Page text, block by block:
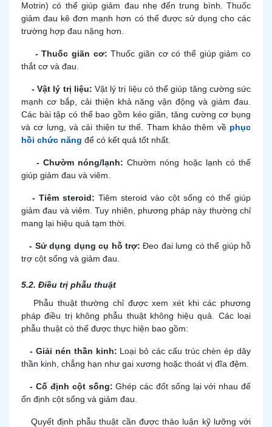
Motrin) có thể giúp giảm đau nhẹ đến trung bình. Thuốc
giảm đau kê đơn mạnh hơn có thể được sử dụng cho các
trường hợp đau nặng hơn.
- Thuốc giãn cơ: Thuốc giãn cơ có thể giúp giảm co
thắt cơ và đau.
- Vật lý trị liệu: Vật lý trị liệu có thể giúp tăng cường sức
mạnh cơ bắp, cải thiện khả năng vận động và giảm đau.
Các bài tập có thể bao gồm kéo giãn, tăng cường cơ bụng
và cơ lưng, và cải thiện tư thế. Tham khảo thêm về phục
hồi chức năng để có kết quả tốt nhất.
- Chườm nóng/lạnh: Chườm nóng hoặc lạnh có thể
giúp giảm đau và viêm.
- Tiêm steroid: Tiêm steroid vào cột sống có thể giúp
giảm đau và viêm. Tuy nhiên, phương pháp này thường chỉ
mang lại hiệu quả tạm thời.
- Sử dụng dụng cụ hỗ trợ: Đeo đai lưng có thể giúp hỗ
trợ cột sống và giảm đau.
5.2. Điều trị phẫu thuật
Phẫu thuật thường chỉ được xem xét khi các phương
pháp điều trị không phẫu thuật không hiệu quả. Các loại
phẫu thuật có thể được thực hiện bao gồm:
- Giải nén thần kinh: Loại bỏ các cấu trúc chèn ép dây
thần kinh, chẳng hạn như gai xương hoặc thoát vị đĩa đệm.
- Cố định cột sống: Ghép các đốt sống lại với nhau để
ổn định cột sống và giảm đau.
Quyết định phẫu thuật cần được thảo luận kỹ lưỡng với